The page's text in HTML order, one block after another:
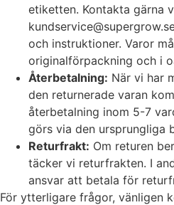
etiketten. Kontakta gärna
och instruktioner. Varor
originalförpackning och i
Återbetalning: När vi har
den returnerade varan
återbetalning inom 5-7
görs via den ursprungliga
Returfrakt: Om returen
täcker vi returfrakten. I
ansvar att betala för
För ytterligare frågor, vänligen